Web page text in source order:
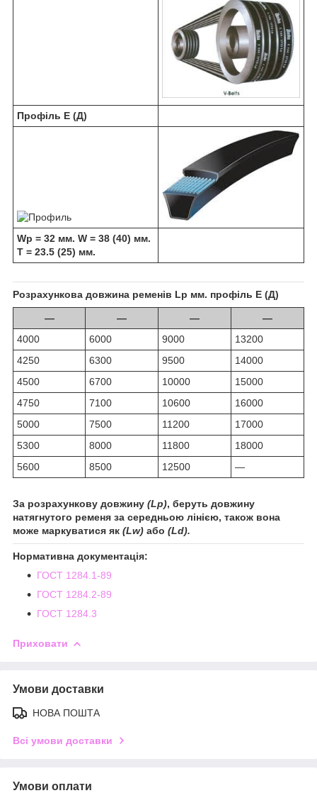
Профіль Е (Д)
Wp = 32 мм. W = 38 (40) мм.
T = 23.5 (25) мм.
Розрахункова довжина ременів Lp мм. профіль Е (Д)
— — —
—
4000
6000 9000
13200
4250
6300 9500
14000
4500
6700 10000
15000
4750
7100 10600
16000
5000
7500 11200
17000
5300
8000 11800
18000
5600
8500 12500 —
За розрахункову довжину (Lp), беруть довжину
натягнутого ременя за середньою лінією, також вона
може маркуватися як (Lw) або (Ld).
Нормативна документація:
ГОСТ 1284.1-89
ГОСТ 1284.2-89
ГОСТ 1284.3
Приховати
Умови доставки
НОВА ПОШТА
Всі умови доставки
Умови оплати